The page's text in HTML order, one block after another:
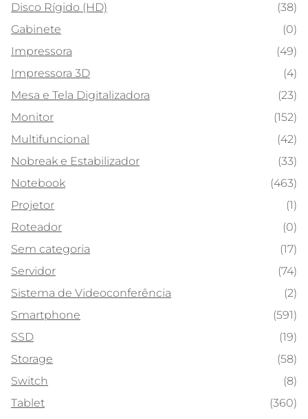
Disco Rígido (HD)
(38)
Gabinete
(0)
Impressora
(49)
Impressora 3D
(4)
Mesa e Tela Digitalizadora
(23)
Monitor
(152)
Multifuncional
(42)
Nobreak e Estabilizador
(33)
Notebook
(463)
Projetor
(1)
Roteador
(0)
Sem categoria
(17)
Servidor
(74)
Sistema de Videoconferência
(2)
Smartphone
(591)
SSD
(19)
Storage
(58)
Switch
(8)
Tablet
(360)